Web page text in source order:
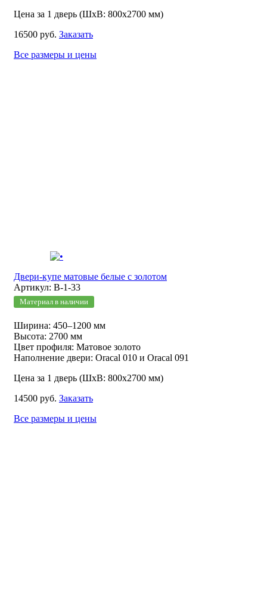
Цена за 1 дверь (ШхВ: 800х2700 мм)
16500 руб. Заказать
Все размеры и цены
Двери-купе матовые белые с золотом
Артикул: В-1-33
Материал в наличии
Ширина: 450–1200 мм
Высота: 2700 мм
Цвет профиля: Матовое золото
Наполнение двери: Oracal 010 и Oracal 091
Цена за 1 дверь (ШхВ: 800х2700 мм)
14500 руб. Заказать
Все размеры и цены